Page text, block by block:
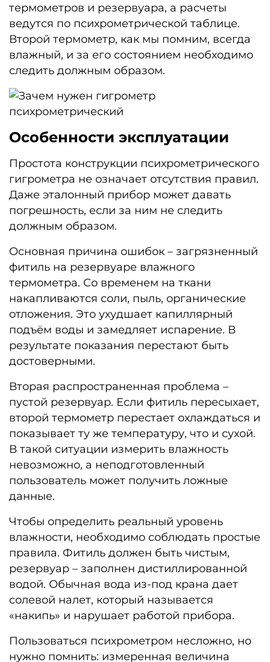
термометров и резервуара, а расчеты
ведутся по психрометрической таблице.
Второй термометр, как мы помним, всегда
влажный, и за его состоянием необходимо
следить должным образом.
Особенности эксплуатации
Простота конструкции психрометрического
гигрометра не означает отсутствия правил.
Даже эталонный прибор может давать
погрешность, если за ним не следить
должным образом.
Основная причина ошибок – загрязненный
фитиль на резервуаре влажного
термометра. Со временем на ткани
накапливаются соли, пыль, органические
отложения. Это ухудшает капиллярный
подъём воды и замедляет испарение. В
результате показания перестают быть
достоверными.
Вторая распространенная проблема –
пустой резервуар. Если фитиль пересыхает,
второй термометр перестает охлаждаться и
показывает ту же температуру, что и сухой.
В такой ситуации измерить влажность
невозможно, а неподготовленный
пользователь может получить ложные
данные.
Чтобы определить реальный уровень
влажности, необходимо соблюдать простые
правила. Фитиль должен быть чистым,
резервуар – заполнен дистиллированной
водой. Обычная вода из-под крана дает
солевой налет, который называется
«накипь» и нарушает работой прибора.
Пользоваться психрометром несложно, но
нужно помнить: измеренная величина